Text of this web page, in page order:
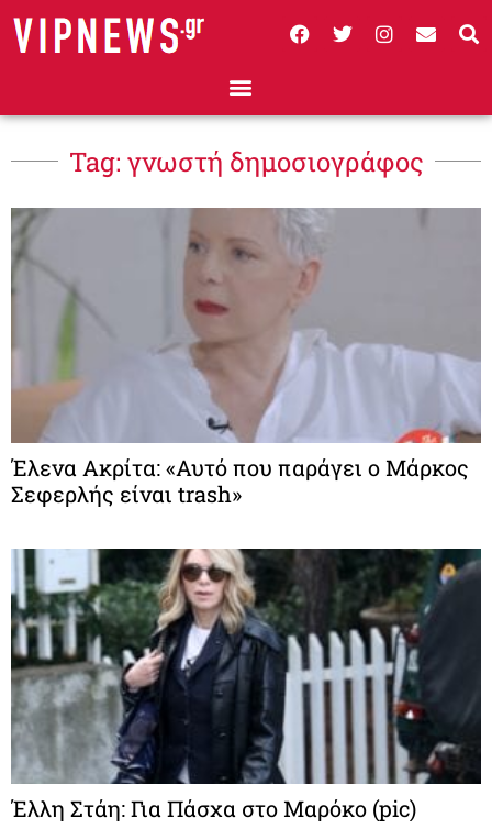
Tag: γνωστή δημοσιογράφος
Έλενα Ακρίτα: «Αυτό που παράγει ο Μάρκος
Σεφερλής είναι trash»
Έλλη Στάη: Για Πάσχα στο Μαρόκο (pic)